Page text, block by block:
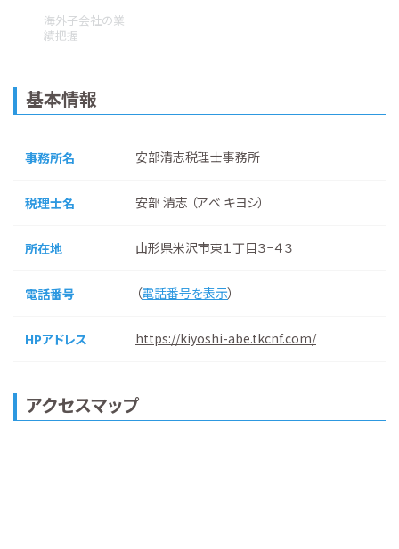
海外子会社の業
績把握
基本情報
事務所名 安部清志税理士事務所
税理士名 安部 清志 （アベ キヨシ）
所在地 山形県米沢市東１丁目３−４３
電話番号 （電話番号を表示）
HPアドレス https://kiyoshi-abe.tkcnf.com/
アクセスマップ